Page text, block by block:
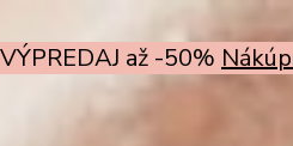
až -50%